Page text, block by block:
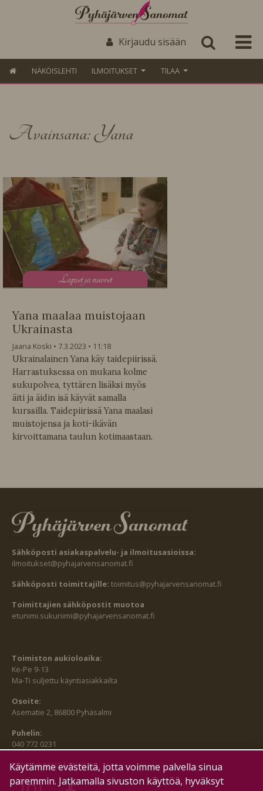
Kirjaudu sisään
NÄKÖISLEHTI ILMOITUKSET TILAA
Avainsana: Yana
Lapset ja nuoret
Yana maalaa muistojaan
Ukrainasta
Jaana Koski 7.3.2023
11:18
Ukrainalainen Yana käy taidepiirissä.
Harrastuksessa on mukana kolme
sukupolvea, tyttären lisäksi myös
äiti ja äidin isä käyvät samalla
kurssilla. Taidepiirissä Yana maalasi
muistojensa ja koti-ikävän
kirvoittamana taulun kotimaastaan.
Sähköposti asiakaspalvelu- ja ilmoitusasioissa:
ilmoitukset@pyhajarvensanomat.fi
Sähköposti toimittajille: toimitus@pyhajarvensanomat.fi
Toimittajien sähköpostit muotoa
etunimi.sukunimi@pyhajarvensanomat.fi
Toimiston aukioloaika:
Ke-Pe 9-13
Ma-Ti suljettu käyntiasiakkailta
Osoite:
Asematie 2, 86800 Pyhäsalmi
Puhelin:
040 772 0231
SEURAA MEITÄ MYÖS:
Käytämme evästeitä, jotta voimme palvella sinua
paremmin. Jatkamalla sivuston käyttöä, hyväksyt